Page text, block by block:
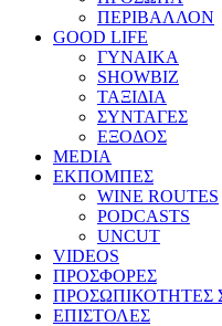
ΠΕΡΙΒΑΛΛΟΝ
GOOD LIFE
ΓΥΝΑΙΚΑ
SHOWBIZ
ΤΑΞΙΔΙΑ
ΣΥΝΤΑΓΕΣ
ΕΞΟΔΟΣ
MEDIA
ΕΚΠΟΜΠΕΣ
WINE ROUTES
PODCASTS
UNCUT
VIDEOS
ΠΡΟΣΦΟΡΕΣ
ΠΡΟΣΩΠΙΚΟΤΗΤΕΣ
ΕΠΙΣΤΟΛΕΣ